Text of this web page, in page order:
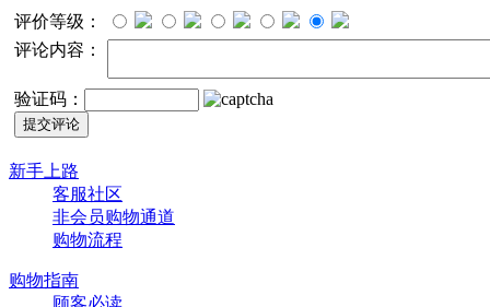
评价等级：
评论内容：
验证码：
新手上路
客服社区
非会员购物通道
购物流程
购物指南
顾客必读